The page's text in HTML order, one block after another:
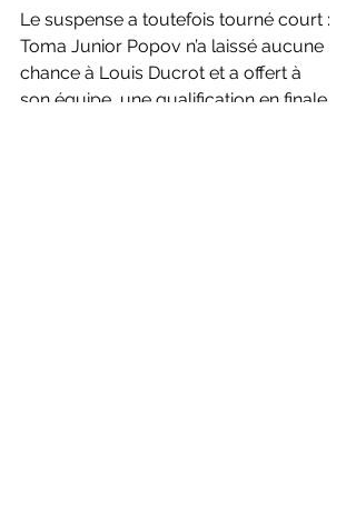
Le suspense a toutefois tourné court :
Toma Junior Popov n’a laissé aucune
chance à Louis Ducrot et a offert à
son équipe  une qualification en finale